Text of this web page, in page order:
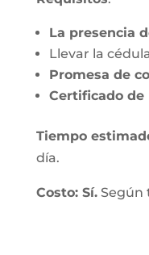
La presencia
Llevar la
Promesa de
Certificado de
Tiempo
día.
Costo: Sí.Según